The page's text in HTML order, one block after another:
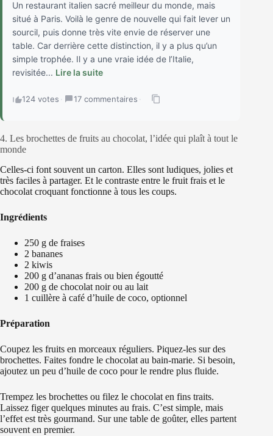
Un restaurant italien sacré meilleur du monde, mais
situé à Paris. Voilà le genre de nouvelle qui fait lever un
sourcil, puis donne très vite envie de réserver une
table. Car derrière cette distinction, il y a plus qu’un
simple trophée. Il y a une vraie idée de l’Italie,
revisitée... Lire la suite
124 votes · 17 commentaires ·
4. Les brochettes de fruits au chocolat, l’idée qui plaît à tout le
monde
Celles-ci font souvent un carton. Elles sont ludiques, jolies et
très faciles à partager. Et le contraste entre le fruit frais et le
chocolat croquant fonctionne à tous les coups.
Ingrédients
250 g de fraises
2 bananes
2 kiwis
200 g d’ananas frais ou bien égoutté
200 g de chocolat noir ou au lait
1 cuillère à café d’huile de coco, optionnel
Préparation
Coupez les fruits en morceaux réguliers. Piquez-les sur des
brochettes. Faites fondre le chocolat au bain-marie. Si besoin,
ajoutez un peu d’huile de coco pour le rendre plus fluide.
Trempez les brochettes ou filez le chocolat en fins traits.
Laissez figer quelques minutes au frais. C’est simple, mais
l’effet est très gourmand. Sur une table de goûter, elles partent
souvent en premier.